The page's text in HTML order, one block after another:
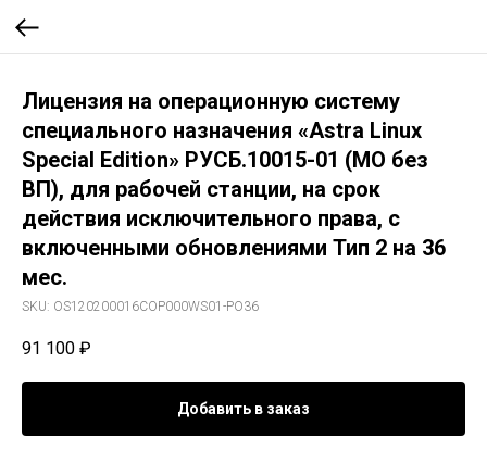
Лицензия на операционную систему
специального назначения «Astra Linux
Special Edition» РУСБ.10015-01 (МО без
ВП), для рабочей станции, на срок
действия исключительного права, с
включенными обновлениями Тип 2 на 36
мес.
SKU: OS120200016COP000WS01-PO36
91 100 ₽
Добавить в заказ